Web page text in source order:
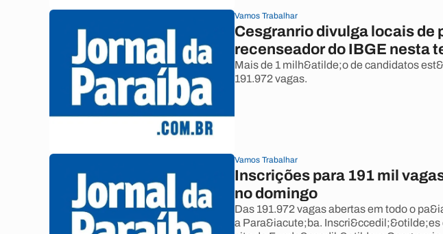
Vamos Trabalhar
Cesgranrio divulga locais de
recenseador do IBGE nesta
Mais de 1 milh&atilde;o de candidatos
191.972 vagas.
Vamos Trabalhar
Inscrições para 191 mil
no domingo
Das 191.972 vagas abertas em todo o
a Para&iacute;ba.